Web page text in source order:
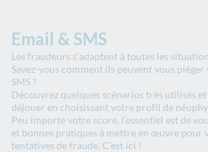
Email & SMS
Les fraudeurs s’adaptent à toutes les
Savez-vous comment ils peuvent vous piéger
SMS ?
Découvrez quelques scénarios très utilisés et
déjouer en choisissant votre profil de
Peu importe votre score, l’essentiel est de
et bonnes pratiques à mettre en œuvre pour
tentatives de fraude. C’est ici !